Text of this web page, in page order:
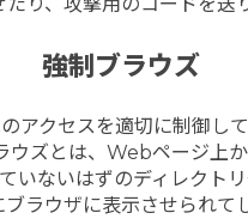
強制ブラウズ
アクセスを適切に制御し
ウズとは、Webページ上
いないはずのディレクト
ブラウザに表示させられて